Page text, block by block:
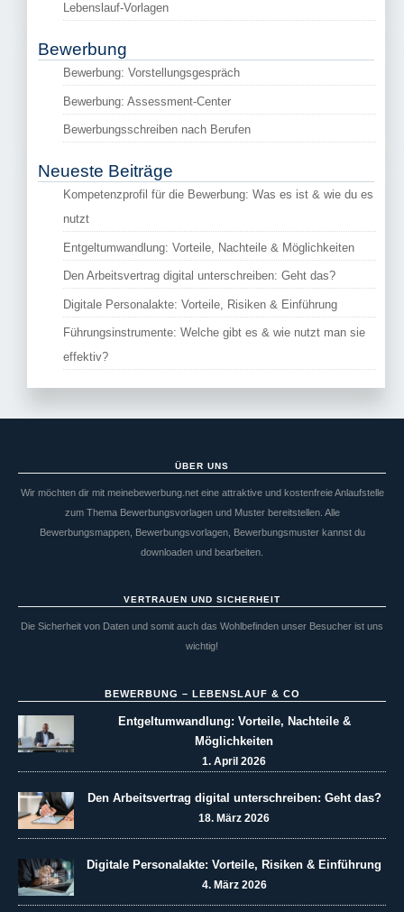
Lebenslauf-Vorlagen
Bewerbung
Bewerbung: Vorstellungsgespräch
Bewerbung: Assessment-Center
Bewerbungsschreiben nach Berufen
Neueste Beiträge
Kompetenzprofil für die Bewerbung: Was es ist & wie du es
nutzt
Entgeltumwandlung: Vorteile, Nachteile & Möglichkeiten
Den Arbeitsvertrag digital unterschreiben: Geht das?
Digitale Personalakte: Vorteile, Risiken & Einführung
Führungsinstrumente: Welche gibt es & wie nutzt man sie
effektiv?
ÜBER UNS
Wir möchten dir mit meinebewerbung.net eine attraktive und kostenfreie Anlaufstelle
zum Thema Bewerbungsvorlagen und Muster bereitstellen. Alle
Bewerbungsmappen, Bewerbungsvorlagen, Bewerbungsmuster kannst du
downloaden und bearbeiten.
VERTRAUEN UND SICHERHEIT
Die Sicherheit von Daten und somit auch das Wohlbefinden unser Besucher ist uns
wichtig!
BEWERBUNG – LEBENSLAUF & CO
Entgeltumwandlung: Vorteile, Nachteile &
Möglichkeiten
1. April 2026
Den Arbeitsvertrag digital unterschreiben: Geht das?
18. März 2026
Digitale Personalakte: Vorteile, Risiken & Einführung
4. März 2026